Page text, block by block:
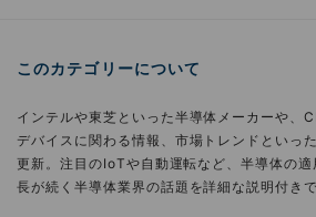
このカテゴリーについて
インテルや東芝といった半導体メーカーや、
デバイスに関わる情報、市場トレンドといっ
更新。注目のIoTや自動運転など、半導体の
長が続く半導体業界の話題を詳細な説明付き